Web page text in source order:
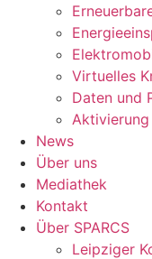
Virtuelles
Daten und
News
Über uns
Mediathek
Kontakt
Über SPARCS
Leipziger